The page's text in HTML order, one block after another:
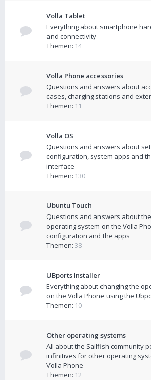
Volla Tablet
Everything about smartphone
and connectivity
Themen: 14
Volla Phone accessories
Questions and answers about
cases, charging stations and
Themen: 11
Volla OS
Questions and answers about
configuration, system apps and
interface
Themen: 130
Ubuntu Touch
Questions and answers about
operating system on the Volla
configuration and the apps
Themen: 38
UBports Installer
Everything about changing the
on the Volla Phone using the
Themen: 10
Other operating systems
All about the Sailfish community
infinitives for other operating
Volla Phone
Themen: 12